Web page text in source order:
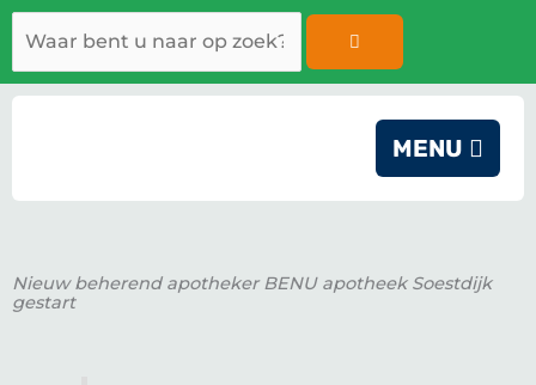
Ga
naar
inhoud
MENU
Nieuw beherend apotheker BENU apotheek Soestdijk
gestart